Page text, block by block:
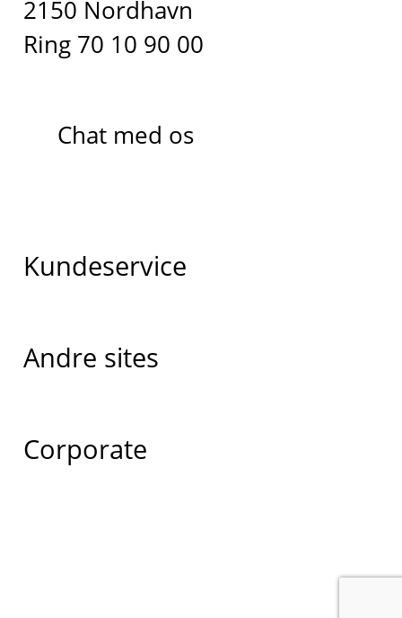
2150 Nordhavn
Ring 70 10 90 00
Chat med os
Kundeservice
Andre sites
Corporate